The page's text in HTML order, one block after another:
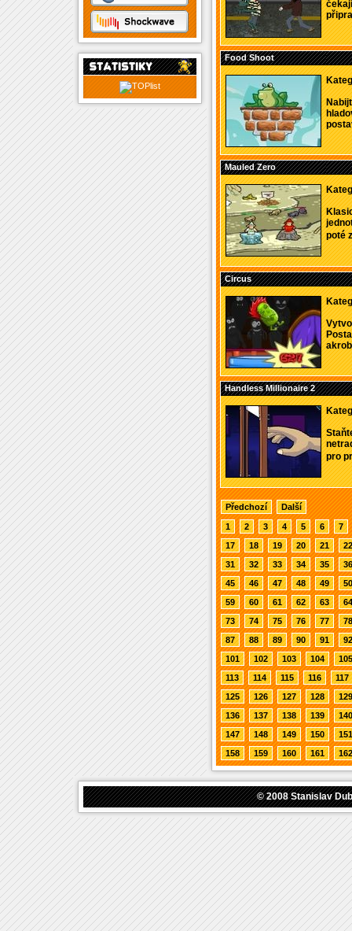
Food Shoot
Mauled Zero
poté
Circus
Handless Millionaire 2
pro
Předchozí Další
1 2 3 4 5 6
7
17
18 19 20 21
22
31
32 33 34 35
36
45
46 47 48 49
50
59
60 61 62 63
64
73
74 75 76 77
78
87
88 89 90 91
92
101
102 103 104
105
113
114 115 116
117
125
126 127 128
129
136
137 138 139
140
147
148 149 150
151
158
159 160 161 162
© 2008Stanislav